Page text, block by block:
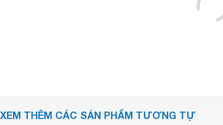
XEM THÊM CÁC SẢN PHẨM TƯƠNG TỰ